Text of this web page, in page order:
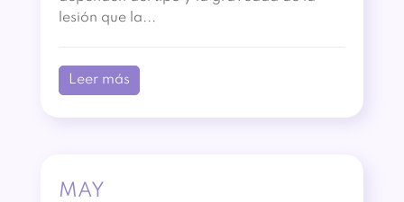
lesión que la...
Leer más
MAY